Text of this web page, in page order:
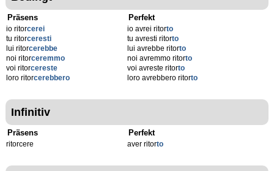
Präsens
io ritorcerei
tu ritorceresti
lui ritorcerebbe
noi ritorceremmo
voi ritorcereste
loro ritorcerebbero
Perfekt
io avrei ritorto
tu avresti ritorto
lui avrebbe ritorto
noi avremmo ritorto
voi avreste ritorto
loro avrebbero ritorto
Infinitiv
Präsens
ritorcere
Perfekt
aver ritorto